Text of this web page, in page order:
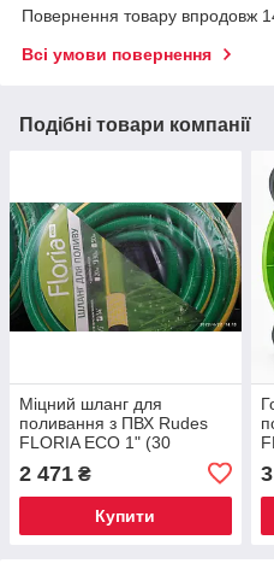
Повернення товару впродовж
Всі умови повернення
Подібні товари компанії
Міцний шланг для
поливання з ПВХ Rudes
FLORIA ECO 1" (30
2 471 ₴
Купити